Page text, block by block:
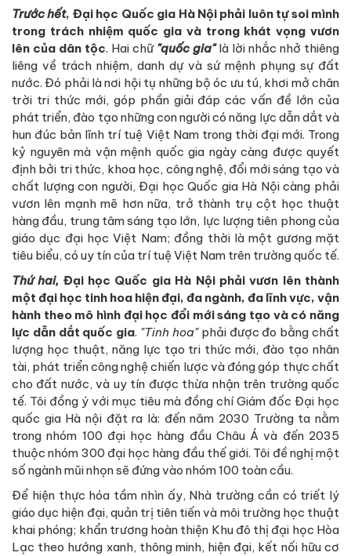
Trước hết, Đại học Quốc gia Hà Nội phải luôn tự soi mình
trong trách nhiệm quốc gia và trong khát vọng vươn
lên của dân tộc. Hai chữ "quốc gia"là lời nhắc nhở thiêng
liêng về trách nhiệm, danh dự và sứ mệnh phụng sự đất
nước. Đó phải là nơi hội tụ những bộ óc ưu tú, khơi mở chân
trời tri thức mới, góp phần giải đáp các vấn đề lớn của
phát triển, đào tạo những con người có năng lực dẫn dắt và
hun đúc bản lĩnh trí tuệ Việt Nam trong thời đại mới. Trong
kỷ nguyên mà vận mệnh quốc gia ngày càng được quyết
định bởi tri thức, khoa học, công nghệ, đổi mới sáng tạo và
chất lượng con người, Đại học Quốc gia Hà Nội càng phải
vươn lên mạnh mẽ hơn nữa, trở thành trụ cột học thuật
hàng đầu, trung tâm sáng tạo lớn, lực lượng tiên phong của
giáo dục đại học Việt Nam; đồng thời là một gương mặt
tiêu biểu, có uy tín của trí tuệ Việt Nam trên trường quốc tế.
Thứ hai, Đại học Quốc gia Hà Nội phải vươn lên thành
một đại học tinh hoa hiện đại, đa ngành, đa lĩnh vực, vận
hành theo mô hình đại học đổi mới sáng tạo và có năng
lực dẫn dắt quốc gia. "Tinh hoa"phải được đo bằng chất
lượng học thuật, năng lực tạo tri thức mới, đào tạo nhân
tài, phát triển công nghệ chiến lược và đóng góp thực chất
cho đất nước, và uy tín được thừa nhận trên trường quốc
tế. Tôi đồng ý với mục tiêu mà đồng chí Giám đốc Đại học
quốc gia Hà nội đặt ra là: đến năm 2030 Trường ta nằm
trong nhóm 100 đại học hàng đầu Châu Á và đến 2035
thuộc nhóm 300 đại học hàng đầu thế giới. Tôi đề nghị một
số ngành mũi nhọn sẽ đứng vào nhóm 100 toàn cầu.
Để hiện thực hóa tầm nhìn ấy, Nhà trường cần có triết lý
giáo dục hiện đại, quản trị tiên tiến và môi trường học thuật
khai phóng; khẩn trương hoàn thiện Khu đô thị đại học Hòa
Lạc theo hướng xanh, thông minh, hiện đại, kết nối hữu cơ